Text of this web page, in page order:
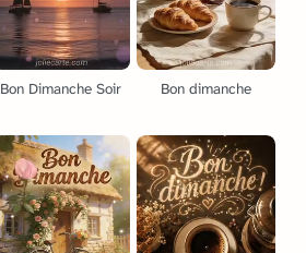
Bon Dimanche Soir Bon dimanche